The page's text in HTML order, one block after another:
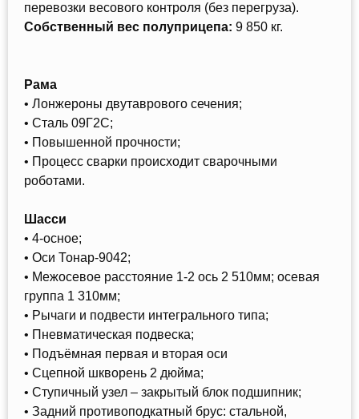
перевозки весового контроля (без перегруза).
Собственный вес полуприцепа: 9 850 кг.
Рама
• Лонжероны двутаврового сечения;
• Сталь 09Г2С;
• Повышенной прочности;
• Процесс сварки происходит сварочными
роботами.
Шасси
• 4-осное;
• Оси Тонар-9042;
• Межосевое расстояние 1-2 ось 2 510мм; осевая
группа 1 310мм;
• Рычаги и подвести интегрального типа;
• Пневматическая подвеска;
• Подъёмная первая и вторая оси
• Сцепной шкворень 2 дюйма;
• Ступичный узел – закрытый блок подшипник;
• Задний противоподкатный брус: стальной,